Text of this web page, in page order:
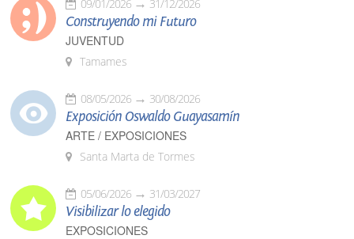
09/01/2026 31/12/2026
Construyendo mi Futuro
JUVENTUD
Tamames
08/05/2026 30/08/2026
Exposición Oswaldo Guayasamín
ARTE / EXPOSICIONES
Santa Marta de Tormes
05/06/2026 31/03/2027
Visibilizar lo elegido
EXPOSICIONES